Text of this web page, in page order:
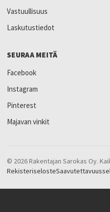
Vastuullisuus
Laskutustiedot
SEURAA MEITÄ
Facebook
Instagram
Pinterest
Majavan vinkit
© 2026 Rakentajan Sarokas Oy.
Rekisteriseloste